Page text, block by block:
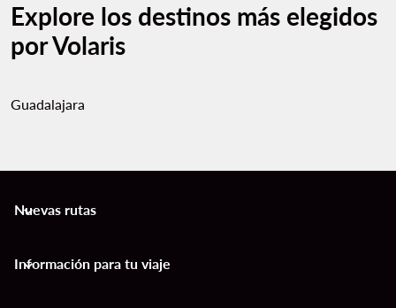
Explore los destinos más elegidos
por Volaris
Guadalajara
Nuevas rutas
keyboard_arrow_down
Información para tu viaje
keyboard_arrow_down